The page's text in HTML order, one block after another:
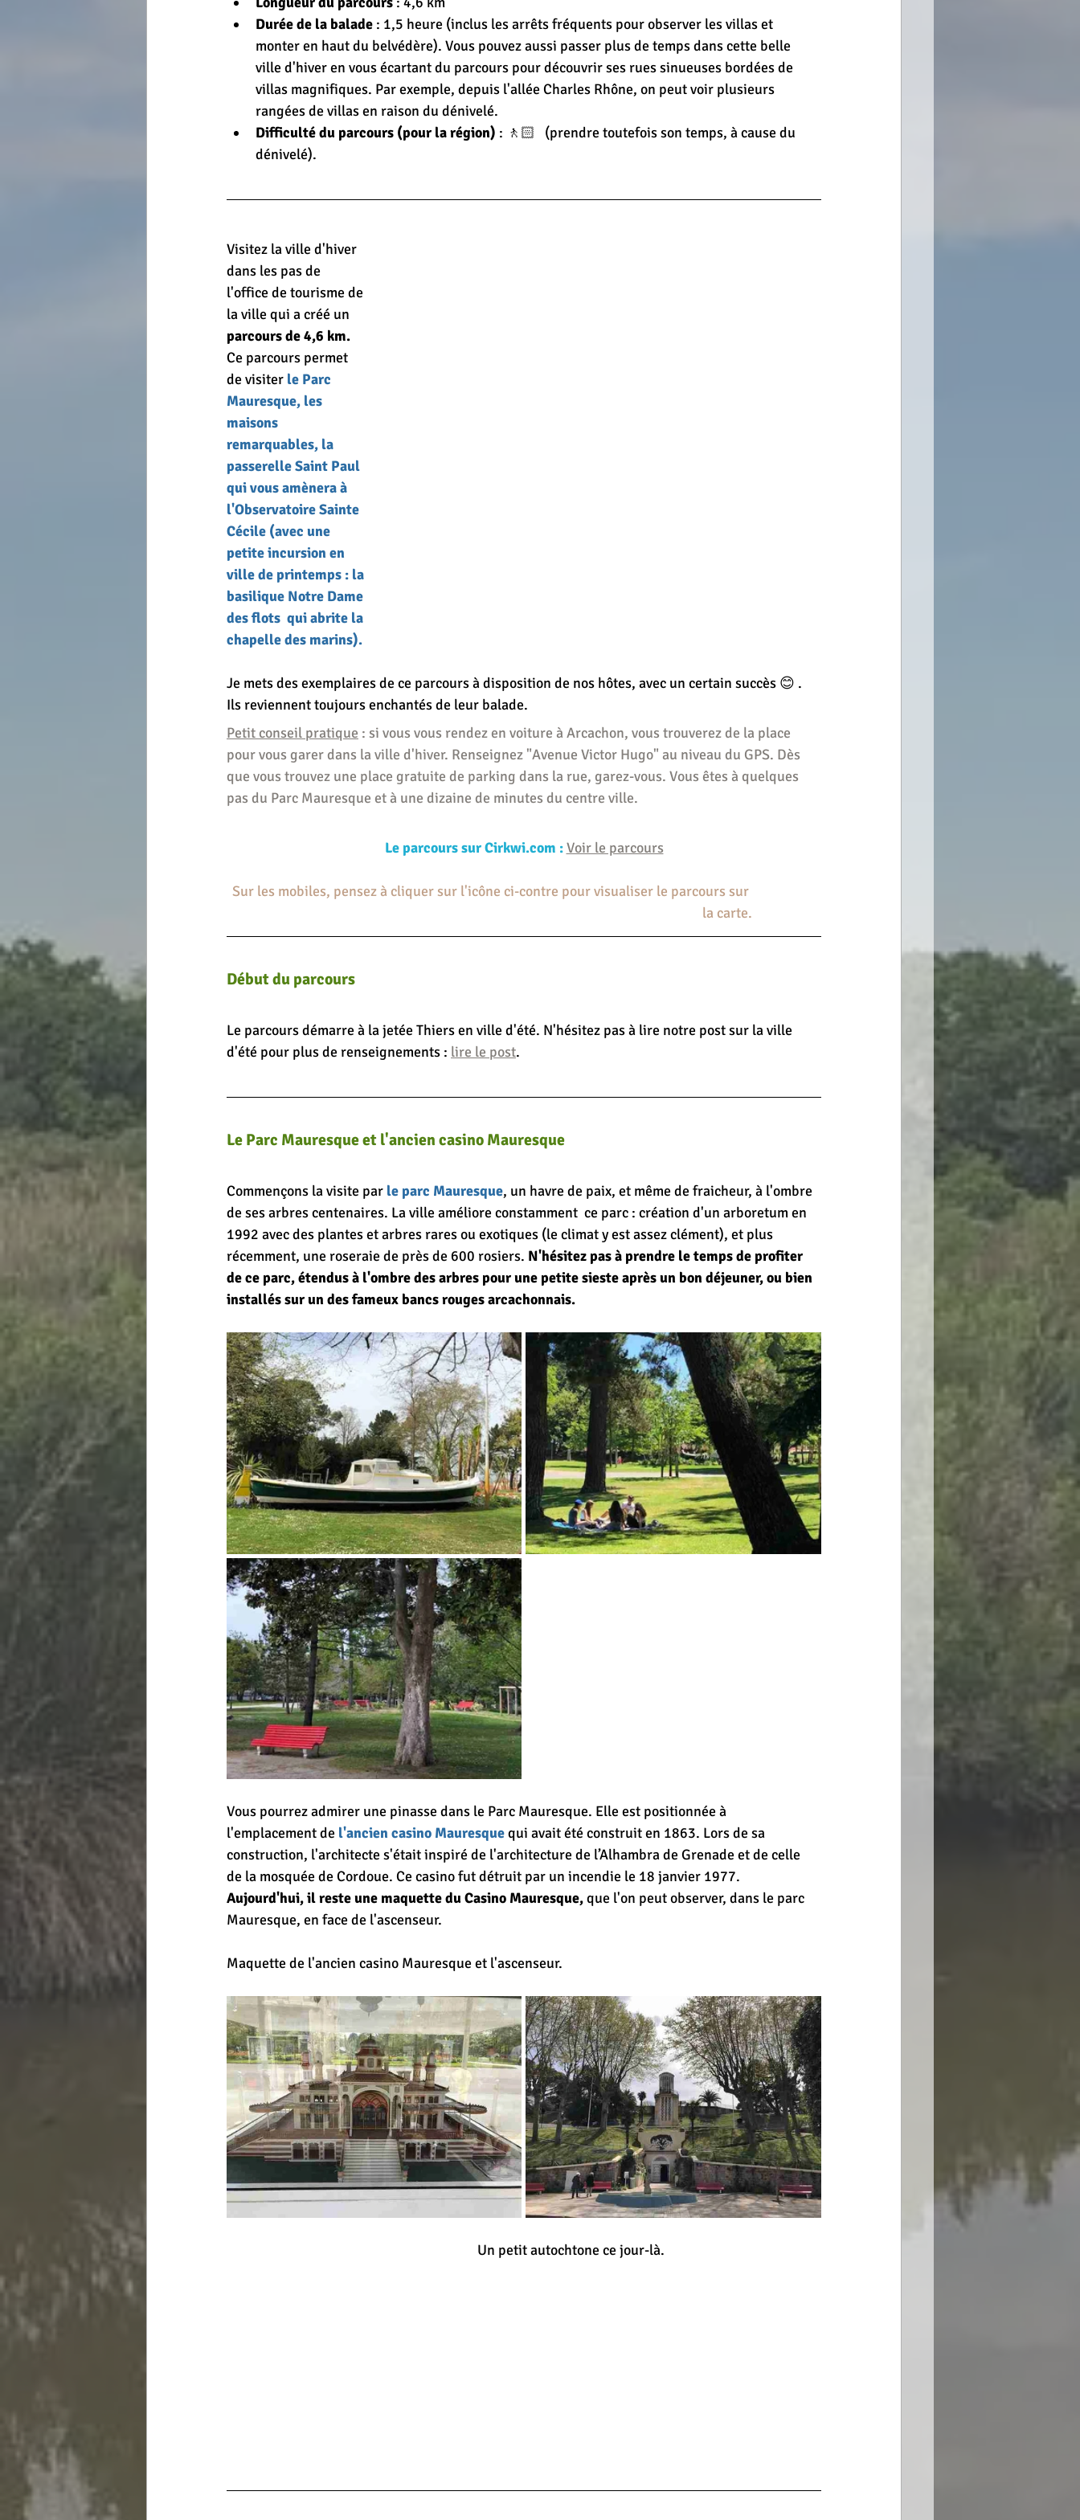
A publier Post archivé
Durée de la balade : 1,5 heure (inclus les arrêts fréquents pour observer les villas et
monter en haut du belvédère). Vous pouvez aussi passer plus de temps dans cette belle
ville d'hiver en vous écartant du parcours pour découvrir ses rues sinueuses bordées de
villas magnifiques. Par exemple, depuis l'allée Charles Rhône, on peut voir plusieurs
rangées de villas en raison du dénivelé.
Difficulté du parcours (pour la région) : 🚶🏻   (prendre toutefois son temps, à cause du
dénivelé).
Visitez la ville d'hiver
dans les pas de
l'office de tourisme de
la ville qui a créé un
parcours de 4,6 km.
Ce parcours permet
de visiter le Parc
Mauresque, les
maisons
remarquables, la
passerelle Saint Paul
qui vous amènera à
l'Observatoire Sainte
Cécile (avec une
petite incursion en
ville de printemps : la
basilique Notre Dame
des flots  qui abrite la
chapelle des marins).
Je mets des exemplaires de ce parcours à disposition de nos hôtes, avec un certain succès 😊 .
Ils reviennent toujours enchantés de leur balade.
Petit conseil pratique : si vous vous rendez en voiture à Arcachon, vous trouverez de la place
pour vous garer dans la ville d'hiver. Renseignez "Avenue Victor Hugo" au niveau du GPS. Dès
que vous trouvez une place gratuite de parking dans la rue, garez-vous. Vous êtes à quelques
pas du Parc Mauresque et à une dizaine de minutes du centre ville.
Le parcours sur Cirkwi.com : Voir le parcours
Sur les mobiles, pensez à cliquer sur l'icône ci-contre pour visualiser le parcours sur
la carte.
Début du parcours
Le parcours démarre à la jetée Thiers en ville d'été. N'hésitez pas à lire notre post sur la ville
d'été pour plus de renseignements : lire le post.
Le Parc Mauresque et l'ancien casino Mauresque
Commençons la visite par le parc Mauresque, un havre de paix, et même de fraicheur, à l'ombre
de ses arbres centenaires. La ville améliore constamment  ce parc : création d'un arboretum en
1992 avec des plantes et arbres rares ou exotiques (le climat y est assez clément), et plus
récemment, une roseraie de près de 600 rosiers. N'hésitez pas à prendre le temps de profiter
de ce parc, étendus à l'ombre des arbres pour une petite sieste après un bon déjeuner, ou bien
installés sur un des fameux bancs rouges arcachonnais.
Vous pourrez admirer une pinasse dans le Parc Mauresque. Elle est positionnée à
l'emplacement de l'ancien casino Mauresque qui avait été construit en 1863. Lors de sa
construction, l'architecte s'était inspiré de l'architecture de l’Alhambra de Grenade et de celle
de la mosquée de Cordoue. Ce casino fut détruit par un incendie le 18 janvier 1977.
Aujourd'hui, il reste une maquette du Casino Mauresque, que l'on peut observer, dans le parc
Mauresque, en face de l'ascenseur.
Maquette de l'ancien casino Mauresque et l'ascenseur.
Un petit autochtone ce jour-là.